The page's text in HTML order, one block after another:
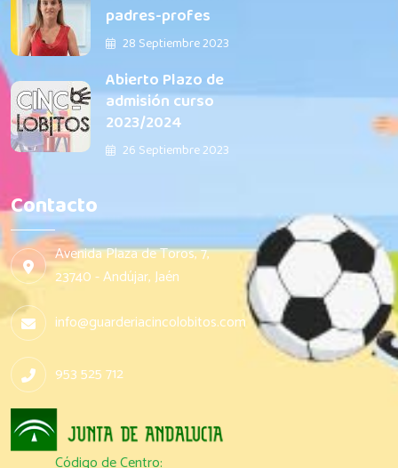
padres-profes
28 Septiembre 2023
Abierto Plazo de
admisión curso
2023/2024
26 Septiembre 2023
Contacto
Avenida Plaza de Toros, 7,
23740 - Andújar, Jaén
info@guarderiacincolobitos.com
953 525 712
Código de Centro: